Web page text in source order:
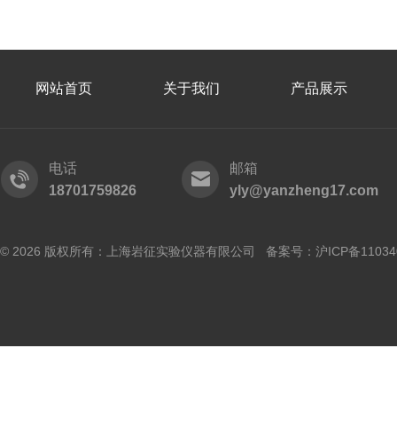
网站首页 关于我们 产品展示
电话
18701759826
邮箱
yly@yanzheng17.com
© 2026 版权所有：上海岩征实验仪器有限公司 备案号： 沪ICP备